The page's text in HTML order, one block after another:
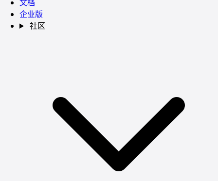
文档
企业版
社区